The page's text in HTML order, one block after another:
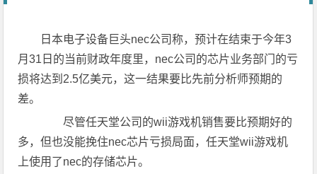
日本电子设备巨头nec公司称，预计在结束于今年3
月31日的当前财政年度里，nec公司的芯片业务部门的亏
损将达到2.5亿美元，这一结果要比先前分析师预期的
差。
尽管任天堂公司的wii游戏机销售要比预期好的
多，但也没能挽住nec芯片亏损局面，任天堂wii游戏机
上使用了nec的存储芯片。